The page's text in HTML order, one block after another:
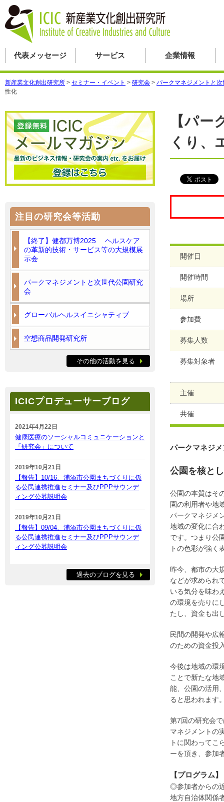
代表メッセージ サービス 企業情報
新産業文化創出研究所 > セミナー・イベント > 研究会 > パークマネジメントと
性化
【パ
くり、
開催日
開催時間
場所
参加費
募集人数
募集対象者
主催
共催
パークマネジ
公園を核と
公園の本質はそ
園の利用者や地
パークマネジメ
地域の変化に合
です。つまり公
トの色彩が強く
昨今、都市の大
などが求められ
いる気分を味わ
の環境を売りに
たし、資金も出
民間の開発や広
のための資金投
今後は地域の環
ことで新たな地
能、公園の活用
ると思われます
第7回の研究会
マネジメントの
トに関わってこ
ーを頂き、参加
【プログラム】
◎参加者からの
地方自治体関係
注目の研究会等活動
【終了】健都万博2025 ヘルスケア
の革新的技術・サービス等の大規模展
示会
パークマネジメントと次世代公園研究
会
グローバルヘルスイニシャティブ
空想商品開発研究所
その他の活動を見る
ICICプロデューサーブログ
2021年4月22日
健康医療のソーシャルコミュニケーションと
「研究会」について
2019年10月21日
【報告】10/16、浦添市公園まちづくりに係
る公民連携推進セミナー及びPPPサウンデ
ィング公募説明会
2019年10月21日
【報告】09/04、浦添市公園まちづくりに係
る公民連携推進セミナー及びPPPサウンデ
ィング公募説明会
過去のブログを見る